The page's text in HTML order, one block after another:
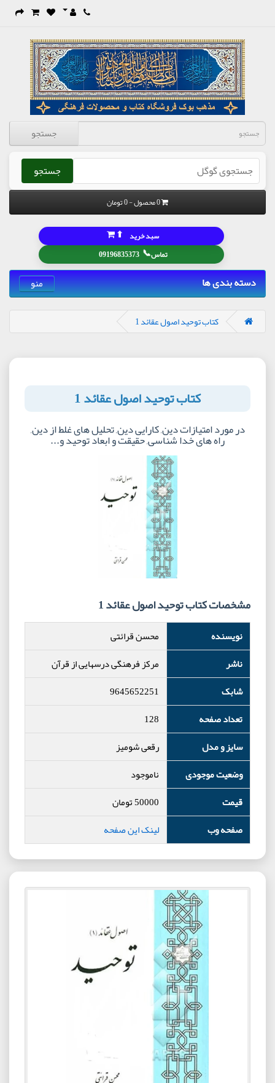
جستجو
جستجو
0 محصول - 0 تومان
تماس📞
09196835373
سبد خرید ⬆
دسته بندی ها منو
کتاب توحید اصول عقائد 1
کتاب توحید اصول عقائد 1
در مورد امتیازات دین, کارایی دین, تحلیل های غلط از دین,
راه های خدا شناسی, حقیقت و ابعاد توحید و...
مشخصات کتاب توحید اصول عقائد 1
نویسنده
محسن قرائتی
ناشر
مرکز فرهنگی درسهایی از قرآن
شابک
9645652251
تعداد صفحه
128
سایز و مدل
رقعی شومیز
وضعیت موجودی
ناموجود
قیمت
50000تومان
صفحه وب
لینک این صفحه